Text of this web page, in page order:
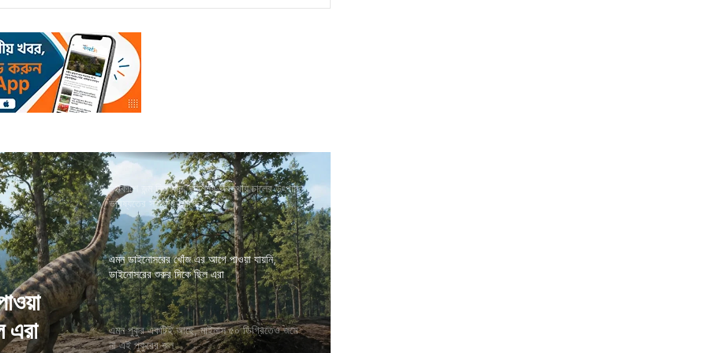
মহাকাশে জন্ম নিল ধান, ভরশূন্য অবস্থায় চালের উৎপাদন
ভবিষ্যতের স্বপ্ন দেখাচ্ছে
এমন ডাইনোসরের খোঁজ এর আগে পাওয়া যায়নি,
ডাইনোসরের শুরুর দিকে ছিল এরা
এমন পুকুর একটিই আছে, মাইনাস ৫০ ডিগ্রিতেও জমে
না এই পুকুরের জল